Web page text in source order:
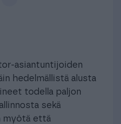
asiantuntijoiden
hedelmällistä alusta
todella paljon
sekä
myötä että